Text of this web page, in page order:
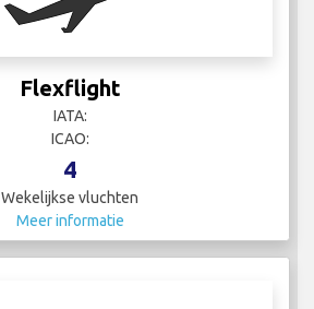
Flexflight
IATA:
ICAO:
4
Wekelijkse vluchten
Meer informatie